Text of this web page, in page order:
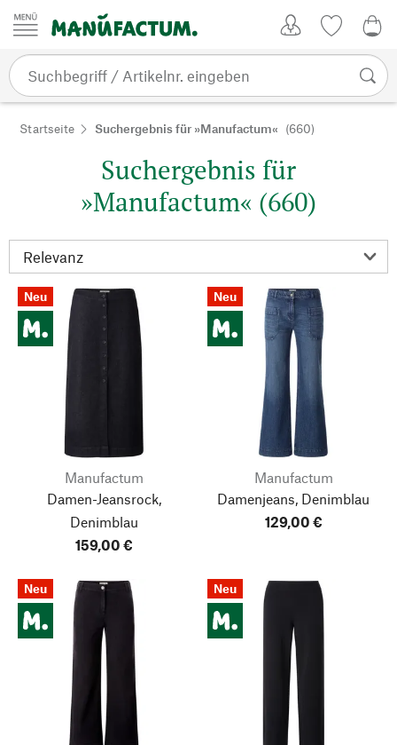
Zum Inhalt springen
Startseite Suchergebnis für »Manufactum« (660)
Suchergebnis für
»Manufactum« (660)
Neu
Manufactum
Damen-Jeansrock,
Denimblau
159,00 €
Neu
Manufactum
Damenjeans, Denimblau
129,00 €
Neu Neu